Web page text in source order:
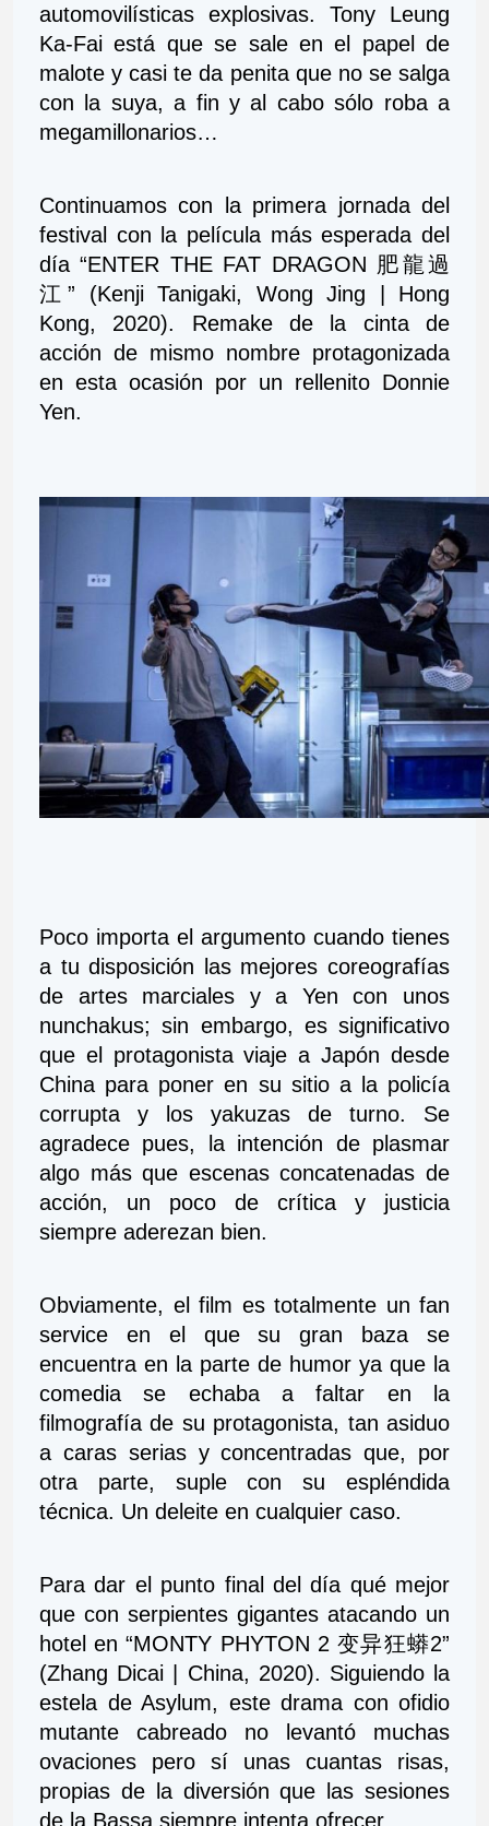
automovilísticas explosivas. Tony Leung
Ka-Fai está que se sale en el papel de
malote y casi te da penita que no se salga
con la suya, a fin y al cabo sólo roba a
megamillonarios…
Continuamos con la primera jornada del
festival con la película más esperada del
día “ENTER THE FAT DRAGON 肥龍過
江” (Kenji Tanigaki, Wong Jing | Hong
Kong, 2020). Remake de la cinta de
acción de mismo nombre protagonizada
en esta ocasión por un rellenito Donnie
Yen.
Poco importa el argumento cuando tienes
a tu disposición las mejores coreografías
de artes marciales y a Yen con unos
nunchakus; sin embargo, es significativo
que el protagonista viaje a Japón desde
China para poner en su sitio a la policía
corrupta y los yakuzas de turno. Se
agradece pues, la intención de plasmar
algo más que escenas concatenadas de
acción, un poco de crítica y justicia
siempre aderezan bien.
Obviamente, el film es totalmente un fan
service en el que su gran baza se
encuentra en la parte de humor ya que la
comedia se echaba a faltar en la
filmografía de su protagonista, tan asiduo
a caras serias y concentradas que, por
otra parte, suple con su espléndida
técnica. Un deleite en cualquier caso.
Para dar el punto final del día qué mejor
que con serpientes gigantes atacando un
hotel en “MONTY PHYTON 2 变异狂蟒2”
(Zhang Dicai | China, 2020). Siguiendo la
estela de Asylum, este drama con ofidio
mutante cabreado no levantó muchas
ovaciones pero sí unas cuantas risas,
propias de la diversión que las sesiones
de la Bassa siempre intenta ofrecer.